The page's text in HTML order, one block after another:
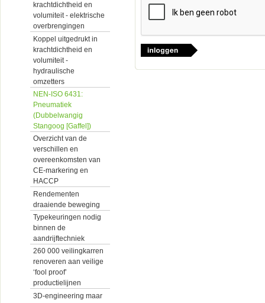
krachtdichtheid en
volumiteit - elektrische
overbrengingen
Koppel uitgedrukt in
krachtdichtheid en
volumiteit -
hydraulische
omzetters
NEN-ISO 6431:
Pneumatiek
(Dubbelwangig
Stangoog [Gaffel])
Overzicht van de
verschillen en
overeenkomsten van
CE-markering en
HACCP
Rendementen
draaiende beweging
Typekeuringen nodig
binnen de
aandrijftechniek
260 000 veilingkarren
renoveren aan veilige
‘fool proof’
productielijnen
3D-engineering maar